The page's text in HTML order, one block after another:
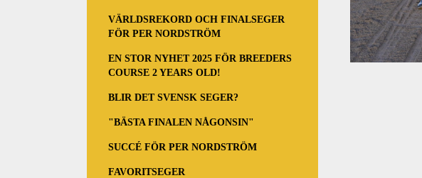
VÄRLDSREKORD OCH FINALSEGER
FÖR PER NORDSTRÖM
EN STOR NYHET 2025 FÖR BREEDERS
COURSE 2 YEARS OLD!
BLIR DET SVENSK SEGER?
"BÄSTA FINALEN NÅGONSIN"
SUCCÉ FÖR PER NORDSTRÖM
FAVORITSEGER